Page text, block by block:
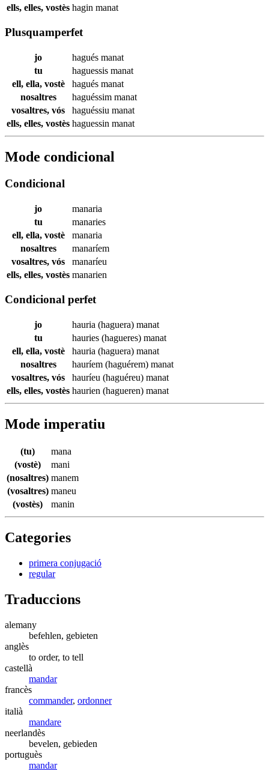
ells, elles, vostès hagin manat
Plusquamperfet
jo hagués manat
tu
haguessis manat
ell, ella, vostè
hagués manat
nosaltres
haguéssim manat
vosaltres, vós
haguéssiu manat
ells, elles, vostès haguessin manat
Mode condicional
Condicional
jo
manaria
tu
manaries
ell, ella, vostè
manaria
nosaltres
manaríem
vosaltres, vós
manaríeu
ells, elles, vostès manarien
Condicional perfet
jo hauria (haguera) manat
tu
hauries (hagueres) manat
ell, ella, vostè
hauria (haguera) manat
nosaltres
hauríem (haguérem) manat
vosaltres, vós
hauríeu (haguéreu) manat
ells, elles, vostès haurien (hagueren) manat
Mode imperatiu
(tu)
mana
(vostè)
mani
(nosaltres) manem
(vosaltres) maneu
(vostès)
manin
Categories
primera conjugació
regular
Traduccions
alemany
befehlen, gebieten
anglès
to order, to tell
castellà
mandar
francès
commander, ordonner
italià
mandare
neerlandès
bevelen, gebieden
portuguès
mandar